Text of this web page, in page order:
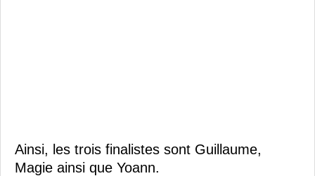
Ainsi, les trois finalistes sont Guillaume,
Magie ainsi que Yoann.